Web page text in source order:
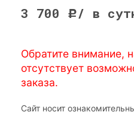
3 700 Р / в
Обратите внимание,
отсутствует
заказа.
Сайт носит